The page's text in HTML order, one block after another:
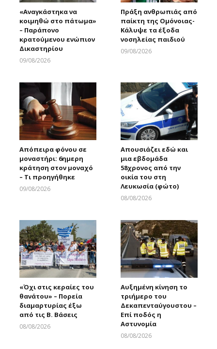
«Αναγκάστηκα να
κοιμηθώ στο πάτωμα»
– Παράπονο
κρατούμενου ενώπιον
Δικαστηρίου
09/08/2026
Πράξη ανθρωπιάς από
παίκτη της Ομόνοιας-
Κάλυψε τα έξοδα
νοσηλείας παιδιού
09/08/2026
Απόπειρα φόνου σε
μοναστήρι: 6ημερη
κράτηση στον μοναχό
– Τι προηγήθηκε
09/08/2026
Απουσιάζει εδώ και
μια εβδομάδα
58χρονος από την
οικία του στη
Λευκωσία (φώτο)
08/08/2026
«Όχι στις κεραίες του
θανάτου» – Πορεία
διαμαρτυρίας έξω
από τις Β. Βάσεις
08/08/2026
Αυξημένη κίνηση το
τριήμερο του
Δεκαπενταύγουστου –
Επί ποδός η
Αστυνομία
08/08/2026